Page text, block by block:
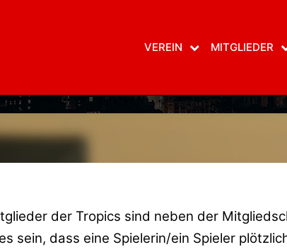
VEREIN MITGLIEDER
HARALD
der Tropics sind neben der
sein, dass eine Spielerin/ein Spieler